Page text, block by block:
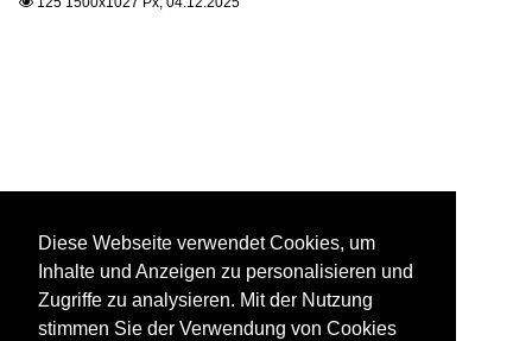
Diese Webseite verwendet Cookies, um
Inhalte und Anzeigen zu personalisieren und
Zugriffe zu analysieren. Mit der Nutzung
stimmen Sie der Verwendung von Cookies